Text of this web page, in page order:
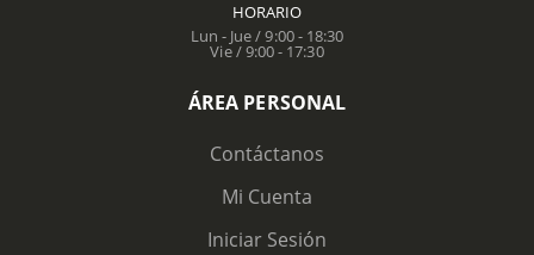
HORARIO
Lun - Jue / 9:00 - 18:30
Vie / 9:00 - 17:30
ÁREA PERSONAL
Contáctanos
Mi Cuenta
Iniciar Sesión